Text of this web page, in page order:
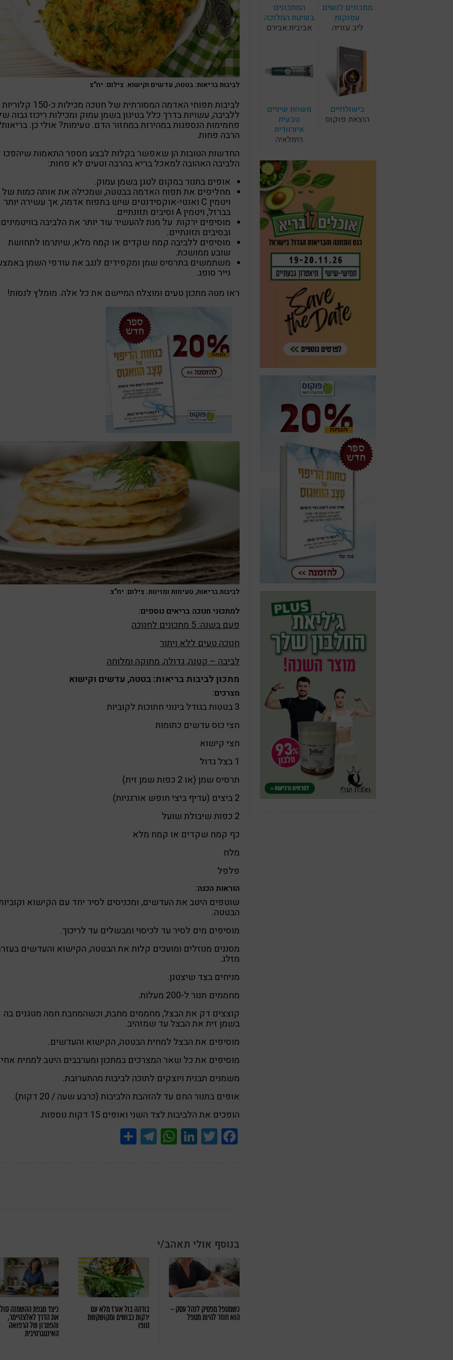
מתכונים לנשים
עסוקות
ליב עזריה
המתכונים
בשיטת המלוכה
אביבית אבירם
בישולחיים
הוצאת פוקוס
משחת שיניים
טבעית
איורוודית
הימלאיה
לביבות בריאות: בטטה, עדשים וקישוא. צילום: יח"צ
לביבות תפוחי האדמה המסורתית של חנוכה מכילות כ-150 קלוריות
ללביבה, עשויות בדרך כלל בטיגון בשמן עמוק ומכילות ריכוז גבוה
פחמימות הנספגות במהירות במחזור הדם. טעימות? אולי כן.
הרבה פחות.
החדשות הטובות הן שאפשר בקלות לבצע מספר התאמות
הלביבה האהובה למאכל בריא בהרבה וטעים לא פחות:
אופים בתנור במקום לטגן בשמן עמוק.
מחליפים את תפוח האדמה בבטטה, שמכילה את אותה כמות של
ויטמין C ואנטי-אוקסידנטים שיש בתפוח אדמה, אך עשירה יותר
בברזל, ויטמין A וסיבים תזונתיים.
מוסיפים ירקות על מנת להעשיר עוד יותר את הלביבה בוויטמינים
ובסיבים תזונתיים.
מוסיפים ללביבה קמח שקדים או קמח מלא, שיתרמו לתחושת
שובע ממושכת.
משתמשים בתרסיס שמן ומקפידים לנגב את עודפי השמן
נייר סופג.
ראו מטה מתכון טעים ומוצלח המיישם את כל אלה. מומלץ לנסות!
לביבות בריאות, טעימות ומזינות. צילום: יח"צ
למתכוני חנוכה בריאים נוספים:
פעם בשנה: 5 מתכונים לחנוכה
חנוכה טעים ללא ויתור
לביבה – קטנה, גדולה, מתוקה ומלוחה
מתכון לביבות בריאות: בטטה, עדשים וקישוא
מצרכים:
3 בטטות בגודל בינוני חתוכות לקוביות
חצי כוס עדשים כתומות
חצי קישוא
1 בצל גדול
תרסיס שמן (או 2 כפות שמן זית)
2 ביצים (עדיף ביצי חופש אורגניות)
2 כפות שיבולת שועל
כף קמח שקדים או קמח מלא
מלח
פלפל
הוראות הכנה:
שוטפים היטב את העדשים, ומכניסים לסיר יחד עם הקישוא
הבטטה.
מוסיפים מים לסיר עד לכיסוי ומבשלים עד לריכוך.
מסננים מנוזלים ומועכים קלות את הבטטה, הקישוא והעדשים
מזלג.
מניחים בצד שיצטנן.
מחממים תנור ל-200 מעלות.
קוצצים דק את הבצל, מחממים מחבת, וכשהמחבת חמה מטגנים בה
בשמן זית את הבצל עד שמזהיב.
מוסיפים את הבצל למחית הבטטה, הקישוא והעדשים.
מוסיפים את כל שאר המצרכים במתכון ומערבבים היטב למחית
משמנים תבנית ויוצקים לתוכה לביבות מהתערובת.
אופים בתנור החם עד להזהבת הלביבות (כרבע שעה / 20 דקות).
הופכים את הלביבות לצד השני ואופים 15 דקות נוספות.
Facebook
Twitter
LinkedIn
WhatsApp
Telegram
בנוסף אולי תאהב/י
כשמטפל מפסיק לנהל עסק –
הוא חוזר להיות מטפל
בודהה בול אורז מלא עם
ירקות כבושים ומקושקשת
טופו
כיצד מגפת ההשמנה
את הדרך לאלצהיימר,
והפתרון של הרפואה
האינטגרטיבית